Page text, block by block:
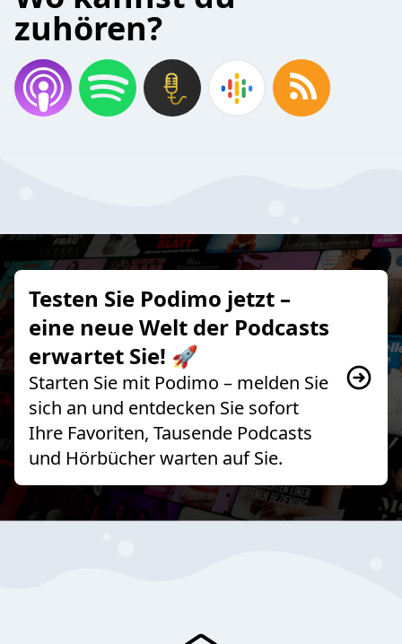
zuhören?
Testen Sie Podimo jetzt –
eine neue Welt der Podcasts
erwartet Sie! 🚀
Starten Sie mit Podimo – melden Sie
sich an und entdecken Sie sofort
Ihre Favoriten, Tausende Podcasts
und Hörbücher warten auf Sie.